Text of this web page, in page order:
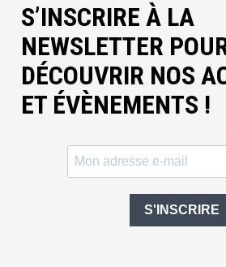
S’INSCRIRE À LA
NEWSLETTER
DÉCOUVRIR NOS
ET ÉVÈNEMENTS !
S'INSCRIRE